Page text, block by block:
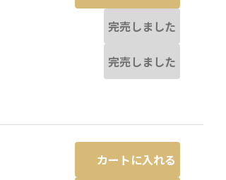
完売しました
完売しました
カートに入れる